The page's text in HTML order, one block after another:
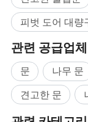
𝕜 세트입니다. Q9:
잔액은 배송 전에
𝕩니다. 3) 기타 지불
니다.
피벗 도어 대량
관련 공급업체
문 나무 문
견고한 문